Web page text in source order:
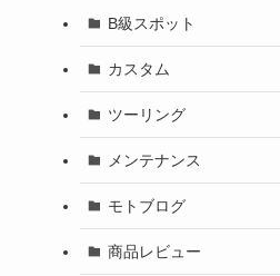
B級スポット
カスタム
ツーリング
メンテナンス
モトブログ
商品レビュー